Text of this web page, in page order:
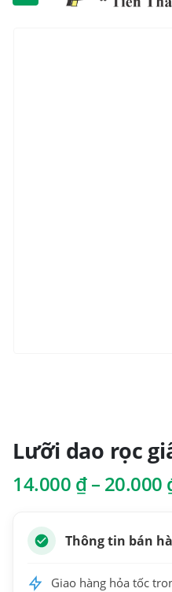
Lưỡi dao rọc
14.000 ₫ – 20.000
Thông tin bán
Giao hàng hỏa tốc